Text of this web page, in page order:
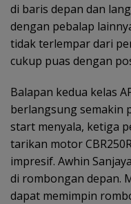
di baris depan dan
dengan pebalap
tidak terlempar dari
cukup puas dengan
Balapan kedua kelas
berlangsung semakin
start menyala, ketiga
tarikan motor
impresif. Awhin
di rombongan depan.
dapat memimpin